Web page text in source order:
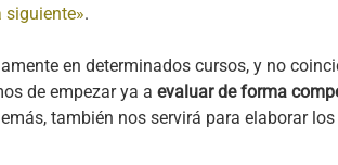
siguiente».
en determinados cursos, y no
de empezar ya a evaluar de forma
también nos servirá para elaborar